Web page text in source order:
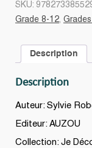
SKU:
Grade 8-12,
Description
Description
Auteur: Sylvie
Editeur: AUZOU
Collection: Je